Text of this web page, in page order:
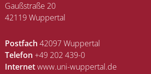
Gaußstraße 20
42119 Wuppertal
Postfach 42097 Wuppertal
Telefon +49 202 439-0
Internetwww.uni-wuppertal.de